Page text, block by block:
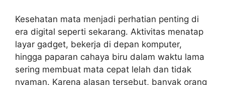
Kesehatan mata menjadi perhatian penting di
era digital seperti sekarang. Aktivitas menatap
layar gadget, bekerja di depan komputer,
hingga paparan cahaya biru dalam waktu lama
sering membuat mata cepat lelah dan tidak
nyaman. Karena alasan tersebut, banyak orang